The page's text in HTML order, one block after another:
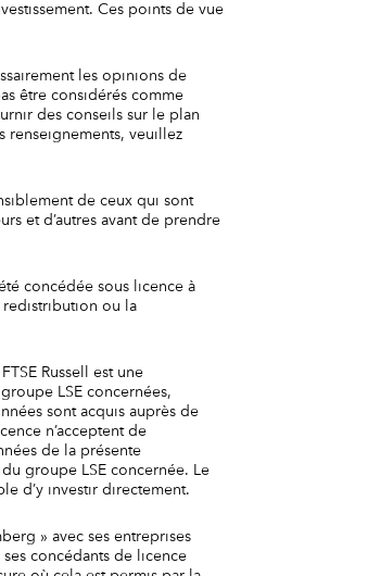
Ces points de vue
les opinions de
être considérés comme
des conseils sur le plan
renseignements, veuillez
de ceux qui sont
et d’autres avant de prendre
concédée sous licence à
redistribution ou la
Russell est une
LSE concernées,
sont acquis auprès de
n’acceptent de
de la présente
groupe LSE concernée. Le
d’y investir directement.
» avec ses entreprises
concédants de licence